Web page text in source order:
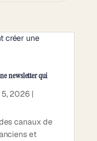
newsletter qui
2026 |
canaux de
et